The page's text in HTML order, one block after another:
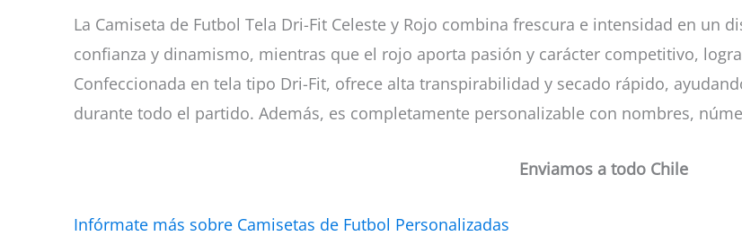
La Camiseta de Futbol Tela Dri-Fit Celeste y Rojo combina frescura e intensidad en un
confianza y dinamismo, mientras que el rojo aporta pasión y carácter competitivo,
Confeccionada en tela tipo Dri-Fit, ofrece alta transpirabilidad y secado rápido,
durante todo el partido. Además, es completamente personalizable con nombres,
Enviamos a todo Chile
Infórmate más sobre Camisetas de Futbol Personalizadas